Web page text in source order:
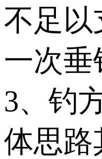
不足以
一次垂
3、钓
体思路